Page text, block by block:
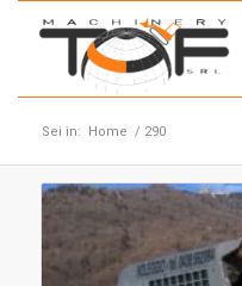
Sei in: Home / 290